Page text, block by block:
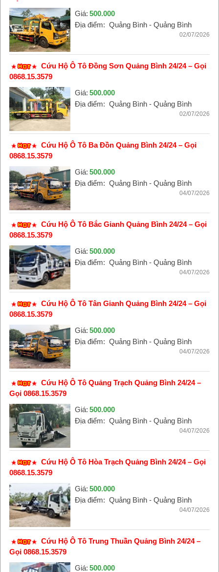
Giá: 500.000
Địa điểm: Quảng Bình - Quảng Bình
02/07/2026
Cứu Hộ Ô Tô Đồng Sơn Quảng Bình 24/24 – Gọi
0868.15.3579
Giá: 500.000
Địa điểm: Quảng Bình - Quảng Bình
02/07/2026
Cứu Hộ Ô Tô Ba Đồn Quảng Bình 24/24 – Gọi
0868.15.3579
Giá: 500.000
Địa điểm: Quảng Bình - Quảng Bình
04/07/2026
Cứu Hộ Ô Tô Bắc Gianh Quảng Bình 24/24 – Gọi
0868.15.3579
Giá: 500.000
Địa điểm: Quảng Bình - Quảng Bình
04/07/2026
Cứu Hộ Ô Tô Tân Gianh Quảng Bình 24/24 – Gọi
0868.15.3579
Giá: 500.000
Địa điểm: Quảng Bình - Quảng Bình
04/07/2026
Cứu Hộ Ô Tô Quảng Trạch Quảng Bình 24/24 –
Gọi 0868.15.3579
Giá: 500.000
Địa điểm: Quảng Bình - Quảng Bình
04/07/2026
Cứu Hộ Ô Tô Hòa Trạch Quảng Bình 24/24 – Gọi
0868.15.3579
Giá: 500.000
Địa điểm: Quảng Bình - Quảng Bình
04/07/2026
Cứu Hộ Ô Tô Trung Thuần Quảng Bình 24/24 –
Gọi 0868.15.3579
Giá: 500.000